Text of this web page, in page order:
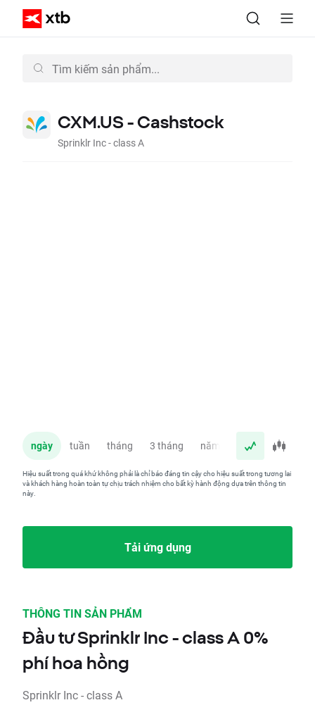
CXM.US - Cashstock
Sprinklr Inc - class A
ngày tuần tháng 3 tháng năm
Hiệu suất trong quá khứ không phải là chỉ báo đáng tin cậy cho hiệu suất trong tương lai
và khách hàng hoàn toàn tự chịu trách nhiệm cho bất kỳ hành động dựa trên thông tin
này.
Tải ứng dụng
THÔNG TIN SẢN PHẨM
Đầu tư Sprinklr Inc - class A 0%
phí hoa hồng
Sprinklr Inc - class A